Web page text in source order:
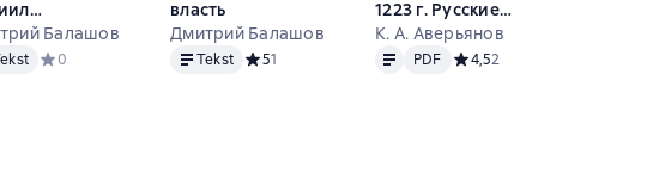
0 оценок
Балашов
Средний рейтинг 0 на основе 0 оценок
0
власть
Дмитрий Балашов
TekstTekst Средний рейтинг 5 на основе 1 оценок
51
1223 г. Русские
княжества
накануне монголо-
К. А. Аверьянов
Tekst PDF
PDF Средний рейтинг 4,5 на
4,52